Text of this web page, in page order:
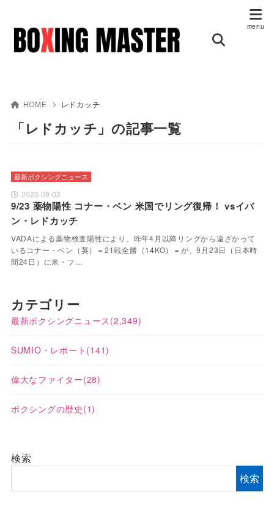
HOME レドカッチ
「レドカッチ」の記事一覧
最新ボクシングニュース
2023-09-03
9/23 薬物陽性 コナー・ベン 米国でリング復帰！ vsイバ
ン・レドカッチ
VADAによる薬物検査陽性により、昨年4月以降リングから遠ざかって
いるコナー・ベン（英）＝21戦全勝（14KO）＝が、9月23日（日本時
間24日）に米・フ…
カテゴリー
最新ボクシングニュース (2,349)
SUMIO・レポート (141)
偉大なファイター(28)
ボクシングの歴史 (1)
検索
検索